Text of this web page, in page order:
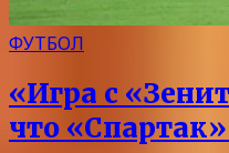
ФУТБОЛ
«Игра с
что